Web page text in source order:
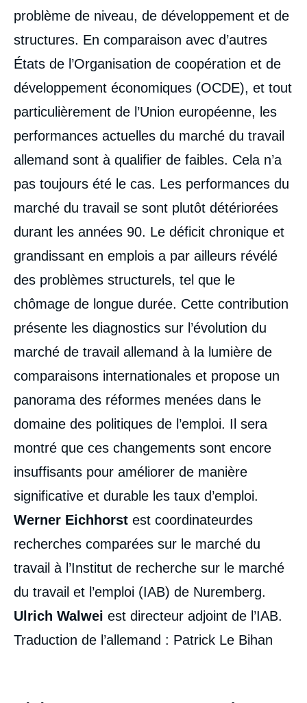
problème de niveau, de développement et de
structures. En comparaison avec d’autres
États de l’Organisation de coopération et de
développement économiques (OCDE), et tout
particulièrement de l’Union européenne, les
performances actuelles du marché du travail
allemand sont à qualifier de faibles. Cela n’a
pas toujours été le cas. Les performances du
marché du travail se sont plutôt détériorées
durant les années 90. Le déficit chronique et
grandissant en emplois a par ailleurs révélé
des problèmes structurels, tel que le
chômage de longue durée. Cette contribution
présente les diagnostics sur l’évolution du
marché de travail allemand à la lumière de
comparaisons internationales et propose un
panorama des réformes menées dans le
domaine des politiques de l’emploi. Il sera
montré que ces changements sont encore
insuffisants pour améliorer de manière
significative et durable les taux d’emploi.
Werner Eichhorst est coordinateurdes
recherches comparées sur le marché du
travail à l’Institut de recherche sur le marché
du travail et l’emploi (IAB) de Nuremberg.
Ulrich Walwei est directeur adjoint de l’IAB.
Traduction de l’allemand : Patrick Le Bihan